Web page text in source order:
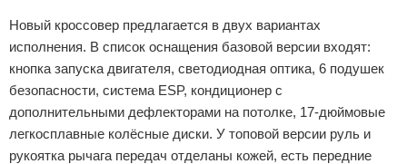
Новый кроссовер предлагается в двух вариантах
исполнения. В список оснащения базовой версии входят:
кнопка запуска двигателя, светодиодная оптика, 6 подушек
безопасности, система ESP, кондиционер с
дополнительными дефлекторами на потолке, 17-дюймовые
легкосплавные колёсные диски. У топовой версии руль и
рукоятка рычага передач отделаны кожей, есть передние